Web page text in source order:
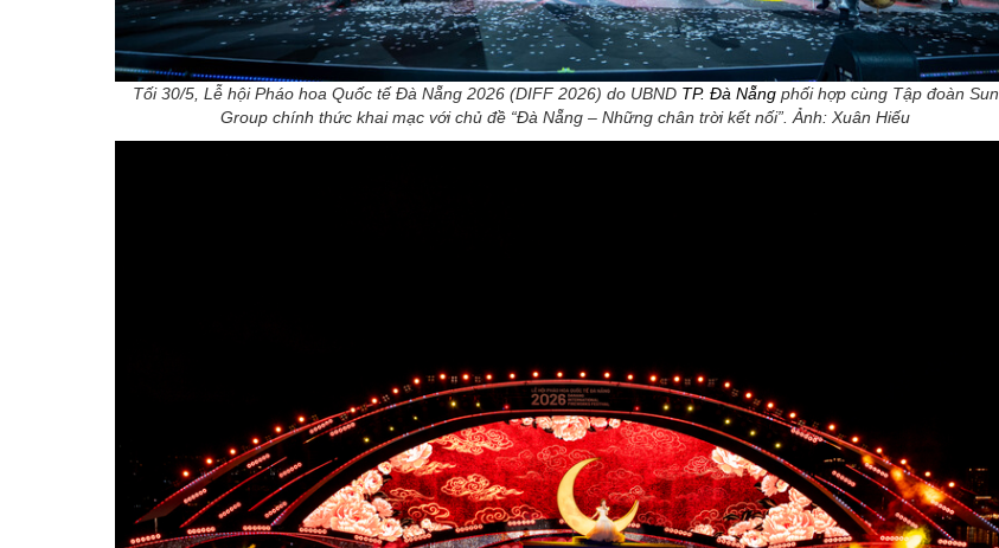
Tối 30/5, Lễ hội Pháo hoa Quốc tế Đà Nẵng 2026 (DIFF 2026) do UBND TP. Đà Nẵngphối hợp cùng Tập đoàn Sun
Group chính thức khai mạc với chủ đề “Đà Nẵng – Những chân trời kết nối”. Ảnh: Xuân Hiếu